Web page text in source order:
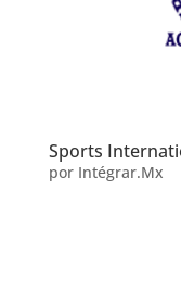
Sports
por Intégrar.Mx